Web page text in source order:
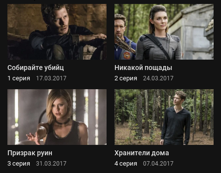
Собирайте убийц
1 серия 17.03.2017
Никакой пощады
2 серия 24.03.2017
Призрак руин
3 серия 31.03.2017
Хранители дома
4 серия 07.04.2017